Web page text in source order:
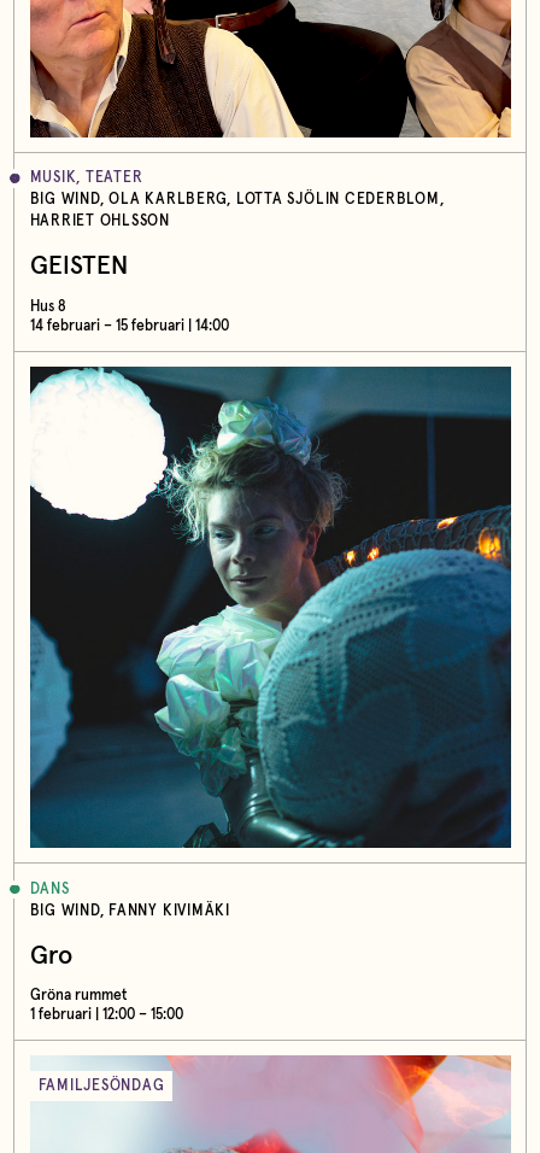
MUSIK, TEATER
BIG WIND, OLA KARLBERG, LOTTA SJÖLIN CEDERBLOM,
HARRIET OHLSSON
GEISTEN
Hus 8
14 februari – 15 februari | 14:00
DANS
BIG WIND, FANNY KIVIMÄKI
Gro
Gröna rummet
1 februari | 12:00 – 15:00
FAMILJESÖNDAG